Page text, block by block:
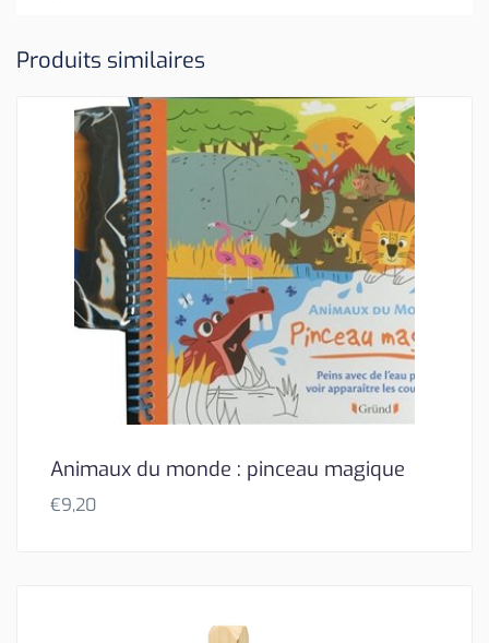
Produits similaires
Animaux du monde : pinceau magique
€9,20